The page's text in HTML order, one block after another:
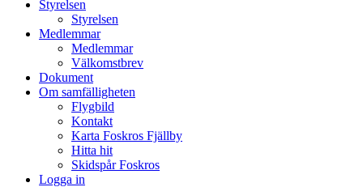
Styrelsen
Styrelsen
Medlemmar
Medlemmar
Välkomstbrev
Dokument
Om samfälligheten
Flygbild
Kontakt
Karta Foskros Fjällby
Hitta hit
Skidspår Foskros
Logga in